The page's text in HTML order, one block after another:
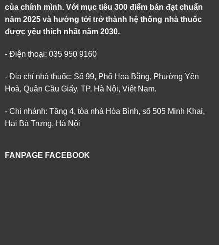
của chính mình. Với mục tiêu 300 điểm bán đạt chuẩn
năm 2025 và hướng tới trở thành hệ thống nhà thuốc
được yêu thích nhất năm 2030.
- Điện thoại: 035 950 9160
- Địa chỉ nhà thuốc: Số 99, Phố Hoa Bằng, Phường Yên
Hoà, Quận Cầu Giấy, TP. Hà Nội, Việt Nam.
- Chi nhánh: Tầng 4, tòa nhà Hòa Bình, số 505 Minh Khai,
Hai Bà Trưng, Hà Nội
FANPAGE FACEBOOK